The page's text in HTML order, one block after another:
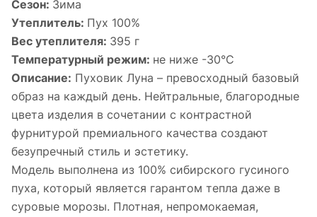
Сезон: Зима
Утеплитель: Пух 100%
Вес утеплителя: 395 г
Температурный режим: не ниже -30°С
Описание: Пуховик Луна – превосходный базовый
образ на каждый день. Нейтральные, благородные
цвета изделия в сочетании с контрастной
фурнитурой премиального качества создают
безупречный стиль и эстетику.
Модель выполнена из 100% сибирского гусиного
пуха, который является гарантом тепла даже в
суровые морозы. Плотная, непромокаемая,